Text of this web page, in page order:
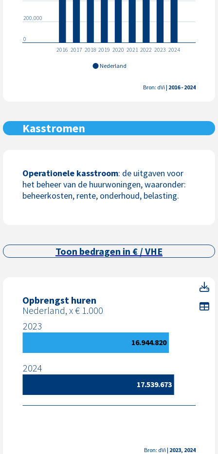
Nederland
2016 2017 2018 2019 2020 2021 2022 2023 2024
0
200.000
Bron: dVi | 2016 - 2024
Kasstromen
Operationele kasstroom: de uitgaven voor
het beheer van de huurwoningen, waaronder:
beheerkosten, rente, onderhoud, belasting.
Toon bedragen in € / VHE
Opbrengst huren
Nederland, x € 1.000
2024
2023
17.539.673
16.944.820
Bron: dVi | 2023, 2024